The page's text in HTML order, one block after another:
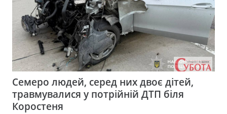
Семеро людей, серед них двоє дітей,
травмувалися у потрійній ДТП біля
Коростеня